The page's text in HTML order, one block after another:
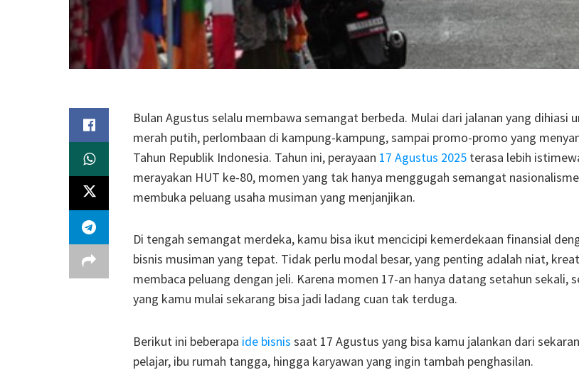
Bulan Agustus selalu membawa semangat berbeda. Mulai dari jalanan yang dihiasi
merah putih, perlombaan di kampung-kampung, sampai promo-promo yang
Tahun Republik Indonesia. Tahun ini, perayaan 17 Agustus 2025 terasa lebih
merayakan HUT ke-80, momen yang tak hanya menggugah semangat
membuka peluang usaha musiman yang menjanjikan.
Di tengah semangat merdeka, kamu bisa ikut mencicipi kemerdekaan finansial
bisnis musiman yang tepat. Tidak perlu modal besar, yang penting adalah niat,
membaca peluang dengan jeli. Karena momen 17-an hanya datang setahun sekali,
yang kamu mulai sekarang bisa jadi ladang cuan tak terduga.
Berikut ini beberapa ide bisnis saat 17 Agustus yang bisa kamu jalankan dari
pelajar, ibu rumah tangga, hingga karyawan yang ingin tambah penghasilan.